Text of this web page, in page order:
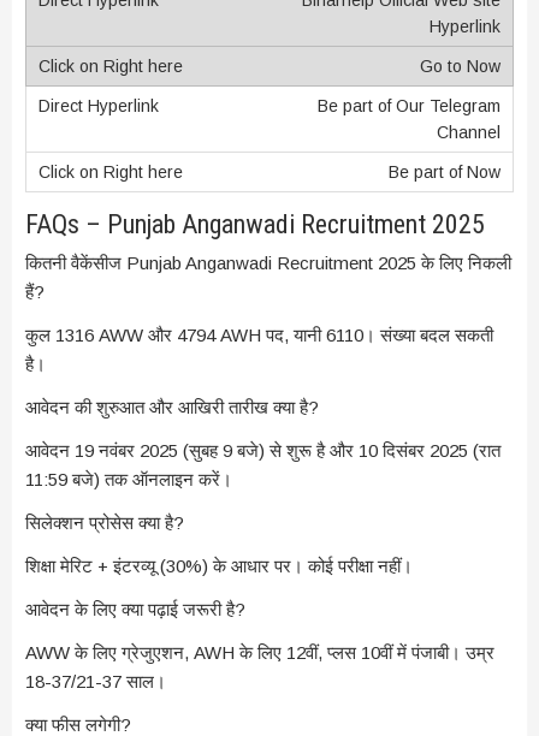
Hyperlink
Go to Now
Be part of Our Telegram
Channel
Be part of Now
FAQs – Punjab Anganwadi Recruitment 2025
कितनी वैकेंसीज Punjab Anganwadi Recruitment 2025 के लिए निकली
हैं?
कुल 1316 AWW और 4794 AWH पद, यानी 6110। संख्या बदल सकती
है।
आवेदन की शुरुआत और आखिरी तारीख क्या है?
आवेदन 19 नवंबर 2025 (सुबह 9 बजे) से शुरू है और 10 दिसंबर 2025 (रात
11:59 बजे) तक ऑनलाइन करें।
सिलेक्शन प्रोसेस क्या है?
शिक्षा मेरिट + इंटरव्यू (30%) के आधार पर। कोई परीक्षा नहीं।
आवेदन के लिए क्या पढ़ाई जरूरी है?
AWW के लिए ग्रेजुएशन, AWH के लिए 12वीं, प्लस 10वीं में पंजाबी। उम्र
18-37/21-37 साल।
क्या फीस लगेगी?